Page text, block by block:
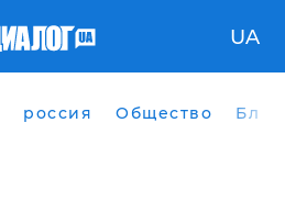
UA
россия Общество